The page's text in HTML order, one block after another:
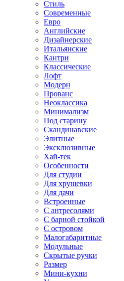
Стиль
Современные
Евро
Английские
Дизайнерские
Итальянские
Кантри
Классические
Лофт
Модерн
Прованс
Неоклассика
Минимализм
Под старину
Скандинавские
Элитные
Эксклюзивные
Хай-тек
Особенности
Для студии
Для хрущевки
Для дачи
Встроенные
С антресолями
С барной стойкой
С островом
Малогабаритные
Модульные
Скрытые ручки
Размер
Мини-кухни